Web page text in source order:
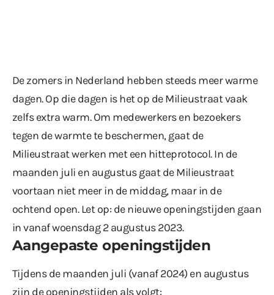
De zomers in Nederland hebben steeds meer warme
dagen. Op die dagen is het op de Milieustraat vaak
zelfs extra warm. Om medewerkers en bezoekers
tegen de warmte te beschermen, gaat de
Milieustraat werken met een hitteprotocol. In de
maanden juli en augustus gaat de Milieustraat
voortaan niet meer in de middag, maar in de
ochtend open. Let op: de nieuwe openingstijden gaan
in vanaf woensdag 2 augustus 2023.
Aangepaste openingstijden
Tijdens de maanden juli (vanaf 2024) en augustus
zijn de openingstijden als volgt: